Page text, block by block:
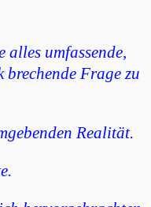
alles umfassende,
brechende Frage zu
Realität.